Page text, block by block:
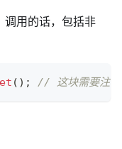
用的话，包括非
( ) ; // 这块需要注意